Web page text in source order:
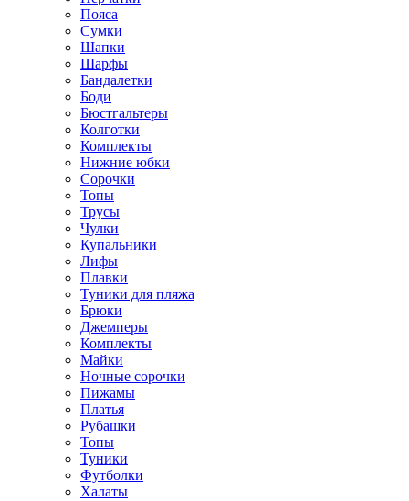
Пояса
Сумки
Шапки
Шарфы
Бандалетки
Боди
Бюстгальтеры
Колготки
Комплекты
Нижние юбки
Сорочки
Топы
Трусы
Чулки
Купальники
Лифы
Плавки
Туники для пляжа
Брюки
Джемперы
Комплекты
Майки
Ночные сорочки
Пижамы
Платья
Рубашки
Топы
Туники
Футболки
Халаты